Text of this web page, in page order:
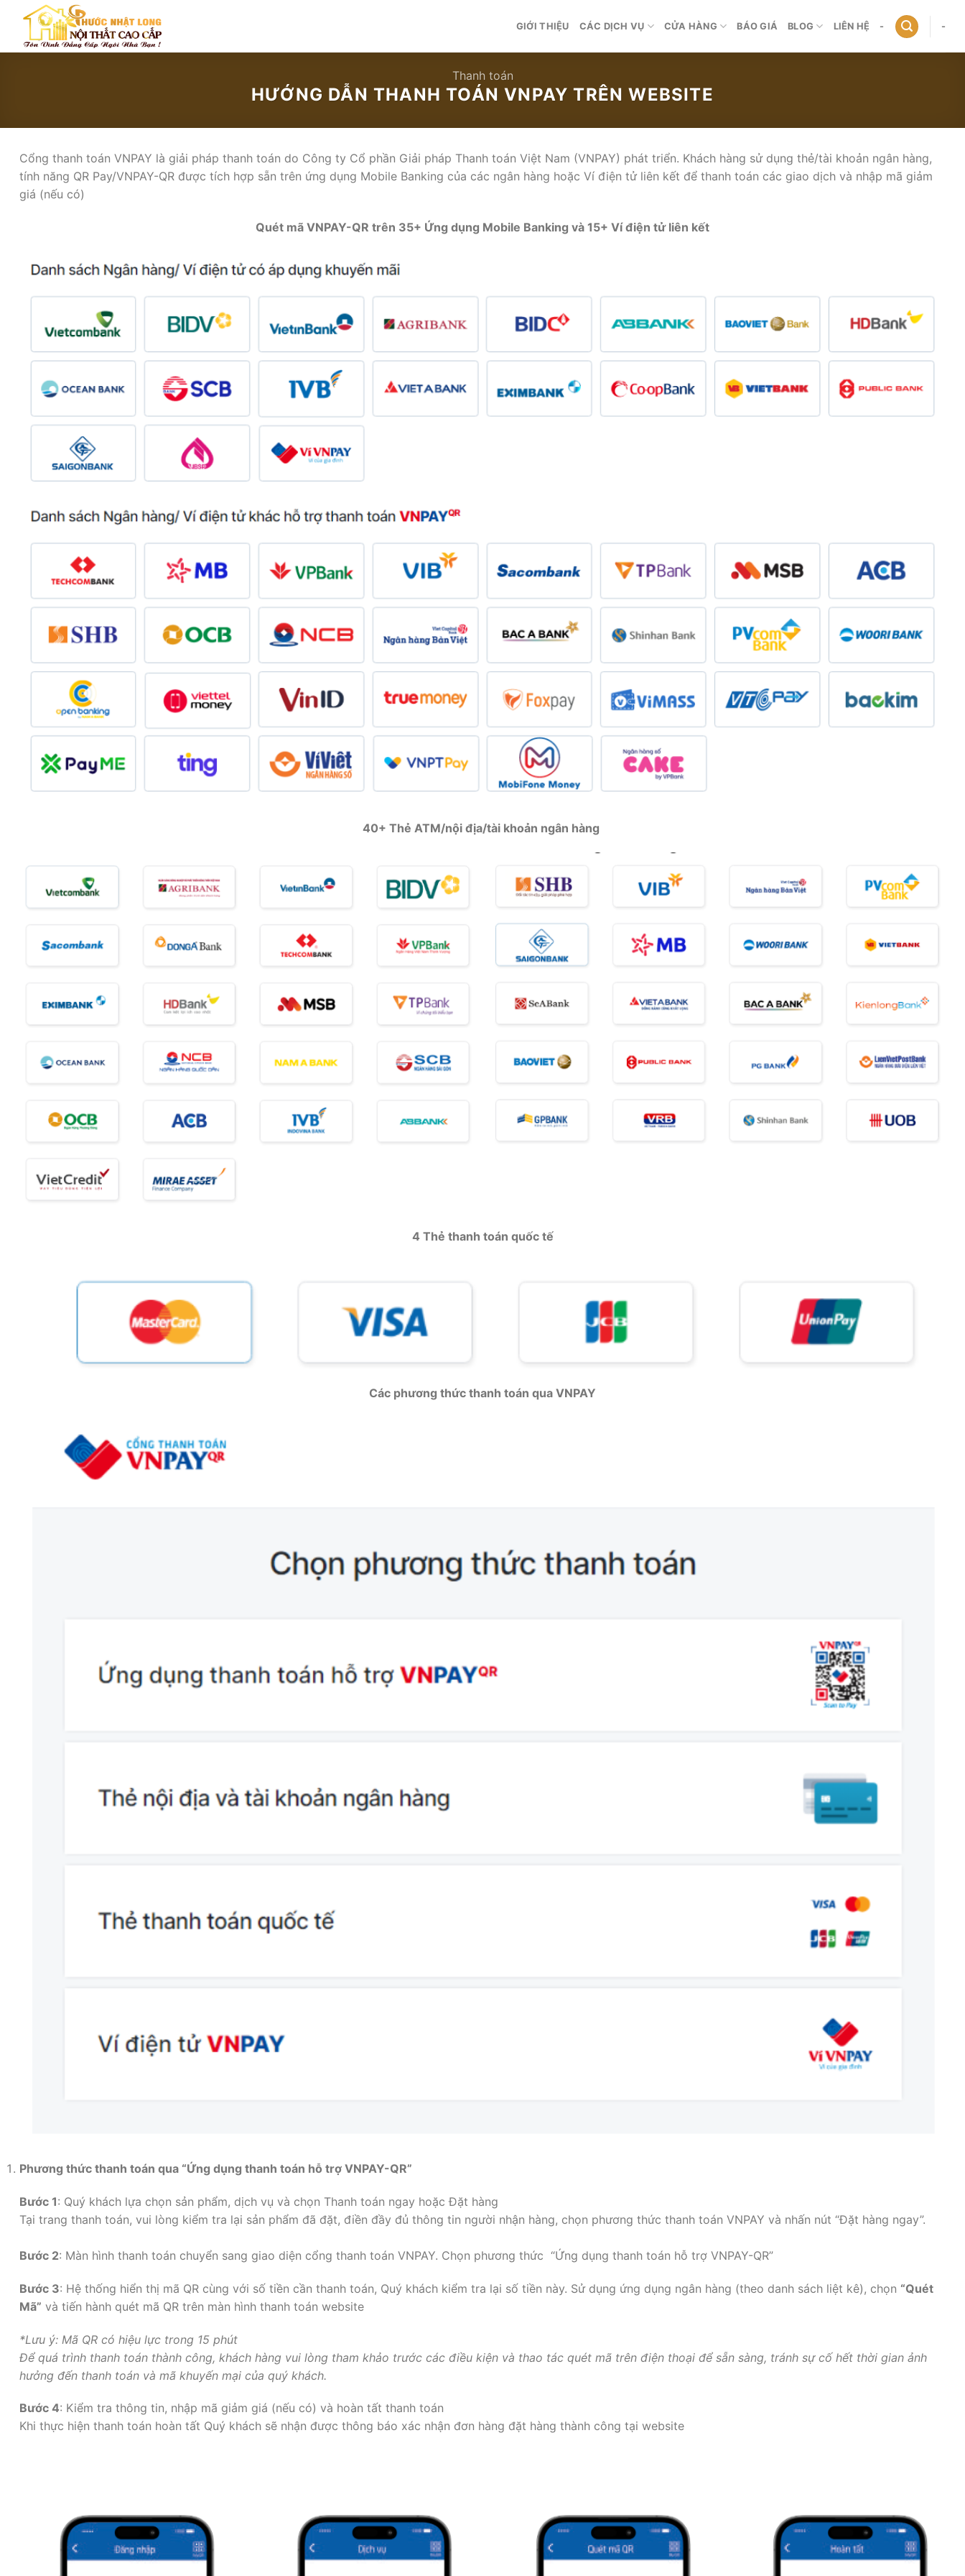
GIỚI THIỆU CÁC DỊCH VỤ CỬA HÀNG BÁO GIÁ BLOG LIÊN HỆ - -
Thanh toán
HƯỚNG DẪN THANH TOÁN VNPAY TRÊN WEBSITE
Cổng thanh toán VNPAY là giải pháp thanh toán do Công ty Cổ phần Giải pháp Thanh toán Việt Nam (VNPAY) phát triển. Khách hàng sử dụng thẻ/tài khoản ngân hàng,
tính năng QR Pay/VNPAY-QR được tích hợp sẵn trên ứng dụng Mobile Banking của các ngân hàng hoặc Ví điện tử liên kết để thanh toán các giao dịch và nhập mã giảm
giá (nếu có)
Quét mã VNPAY-QR trên 35+ Ứng dụng Mobile Banking và 15+ Ví điện tử liên kết
40+ Thẻ ATM/nội địa/tài khoản ngân hàng
4 Thẻ thanh toán quốc tế
Các phương thức thanh toán qua VNPAY
Phương thức thanh toán qua “Ứng dụng thanh toán hỗ trợ VNPAY-QR”
Bước 1: Quý khách lựa chọn sản phẩm, dịch vụ và chọn Thanh toán ngay hoặc Đặt hàng
Tại trang thanh toán, vui lòng kiểm tra lại sản phẩm đã đặt, điền đầy đủ thông tin người nhận hàng, chọn phương thức thanh toán VNPAY và nhấn nút “Đặt hàng ngay”.
Bước 2: Màn hình thanh toán chuyển sang giao diện cổng thanh toán VNPAY. Chọn phương thức “Ứng dụng thanh toán hỗ trợ VNPAY-QR”
Bước 3: Hệ thống hiển thị mã QR cùng với số tiền cần thanh toán, Quý khách kiểm tra lại số tiền này. Sử dụng ứng dụng ngân hàng (theo danh sách liệt kê), chọn “Quét
Mã” và tiến hành quét mã QR trên màn hình thanh toán website
*Lưu ý: Mã QR có hiệu lực trong 15 phút
Để quá trình thanh toán thành công, khách hàng vui lòng tham khảo trước các điều kiện và thao tác quét mã trên điện thoại để sẵn sàng, tránh sự cố hết thời gian ảnh
hưởng đến thanh toán và mã khuyến mại của quý khách.
Bước 4: Kiểm tra thông tin, nhập mã giảm giá (nếu có) và hoàn tất thanh toán
Khi thực hiện thanh toán hoàn tất Quý khách sẽ nhận được thông báo xác nhận đơn hàng đặt hàng thành công tại website